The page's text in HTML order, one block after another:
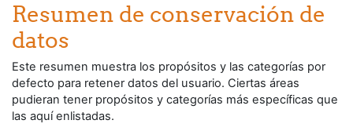
Saltar al contenido principal
Resumen de conservación de
datos
Este resumen muestra los propósitos y las categorías por
defecto para retener datos del usuario. Ciertas áreas
pudieran tener propósitos y categorías más específicas que
las aquí enlistadas.